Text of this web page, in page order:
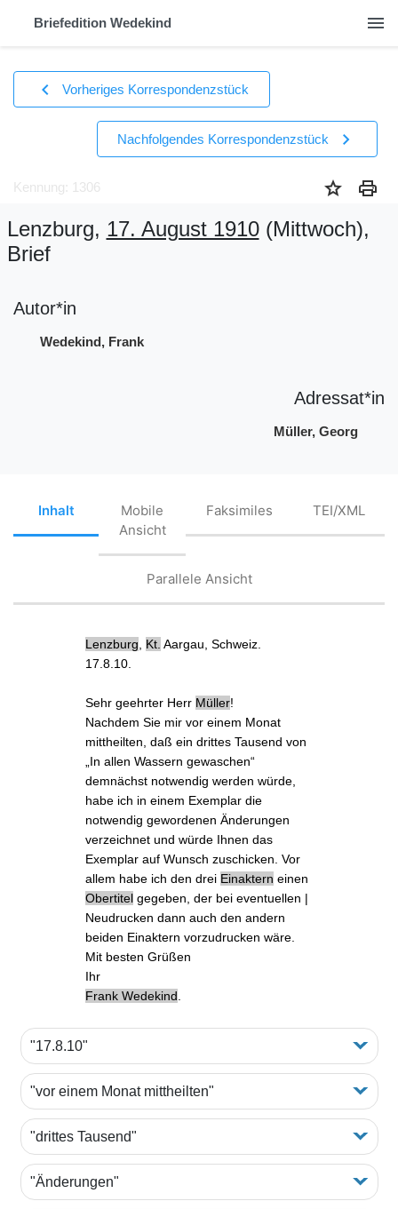
Briefedition Wedekind menu
chevron_left Vorheriges Korrespondenzstück
Nachfolgendes Korrespondenzstück chevron_right
Kennung: 1306 star print
Lenzburg, 17. August 1910(Mittwoch),
Brief
Autor*in
Wedekind, Frank
Adressat*in
Müller, Georg
Inhalt
Mobile
Ansicht
Faksimiles TEI/XML
Parallele Ansicht
Lenzburg Kt. Aargau, Schweiz.
17.8.10
Sehr geehrter Herr Müller!
Nachdem Sie mirvor einem Monat
mittheilten , daß eindrittes Tausend von
„In allen Wassern gewaschen“
demnächst notwendig werden würde,
habe ich in einem Exemplar die
notwendig gewordenenÄnderungen
verzeichnet und würde Ihnen das
Exemplar auf Wunsch zuschicken. Vor
allem habe ich den drei Einaktern einen
Obertitel gegeben , der bei eventuellen |
Neudrucken dann auch den andern
beiden Einaktern vorzudrucken wäre.
Mit besten Grüßen
Ihr
Frank Wedekind
"17.8.10"
"vor einem Monat mittheilten"
"drittes Tausend"
"Änderungen"